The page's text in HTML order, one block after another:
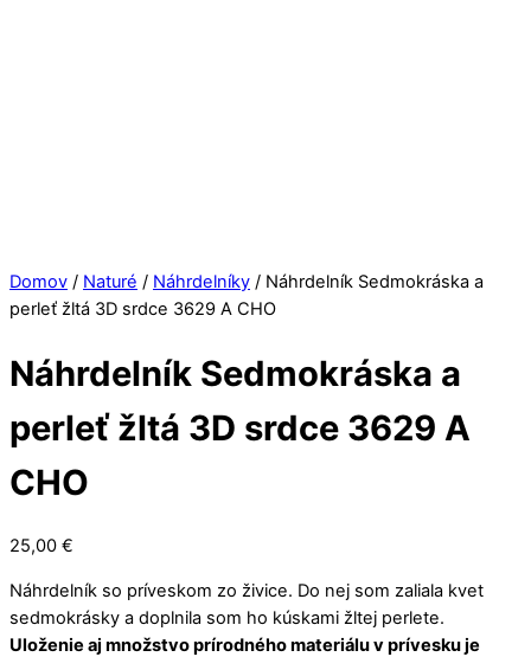
Domov / Naturé / Náhrdelníky / Náhrdelník Sedmokráska a
perleť žltá 3D srdce 3629 A CHO
Náhrdelník Sedmokráska a
perleť žltá 3D srdce 3629 A
CHO
25,00 €
Náhrdelník so príveskom zo živice. Do nej som zaliala kvet
sedmokrásky a doplnila som ho kúskami žltej perlete.
Uloženie aj množstvo prírodného materiálu v prívesku je